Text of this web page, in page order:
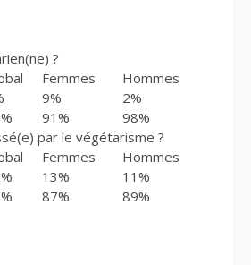
?
Femmes
Hommes
9%
2%
91%
98%
par le végétarisme ?
Femmes
Hommes
13%
11%
87% 89%